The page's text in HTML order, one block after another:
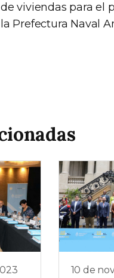
de viviendas para el
la Prefectura Naval
10 de